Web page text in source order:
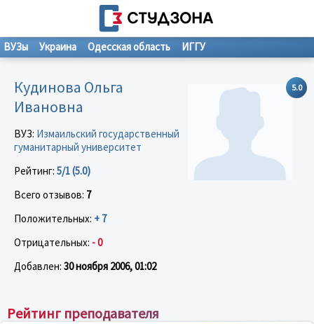
ВУЗы Украина Одесская область ИГГУ
5.0
Кудинова Ольга
Ивановна
ВУЗ: Измаильский государственный
гуманитарный университет
Рейтинг: 5/1 (5.0)
Всего отзывов: 7
Положительных: + 7
Отрицательных: - 0
Добавлен: 30 ноября 2006, 01:02
Рейтинг преподавателя